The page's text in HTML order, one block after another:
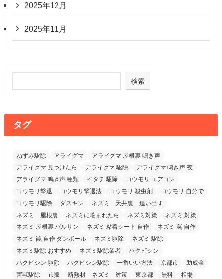
2025年12月
2025年11月
検索
タグ
ねずみ駆除 アライグマ
アライグマ 屋根裏 鳴き声
アライグマ 見つけたら
アライグマ 駆除
アライグマ 鳴き声 夜
アライグマ 鳴き声 種類
イタチ 駆除
コウモリ エアコン
コウモリ撃退
コウモリ撃退法 コウモリ 殺虫剤
コウモリ 自分で
コウモリ駆除
ダスキン
ネズミ 天井裏 追い出す
ネズミ 屋根裏
ネズミに嚙まれたら ネズミ対策
ネズミ 対策
ネズミ 屋根裏 バルサン
ネズミ 粘着シート 自作
ネズミ 罠 自作
ネズミ 罠 自作 ダンボール
ネズミ駆除
ネズミ 駆除
ネズミ駆除 おすすめ
ネズミ駆除業者
ハクビシン
ハクビシン 駆除
ハクビシン駆除 一番いい方法 京都市
助成金
害獣駆除
市販 断熱材 ネズミ 対策 東京都 無料 相場